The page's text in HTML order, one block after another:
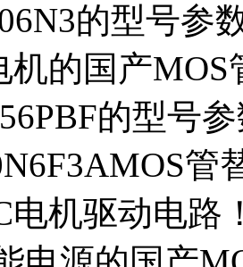
的型号参
机的国产MOS
的型号
管
电机驱动电路